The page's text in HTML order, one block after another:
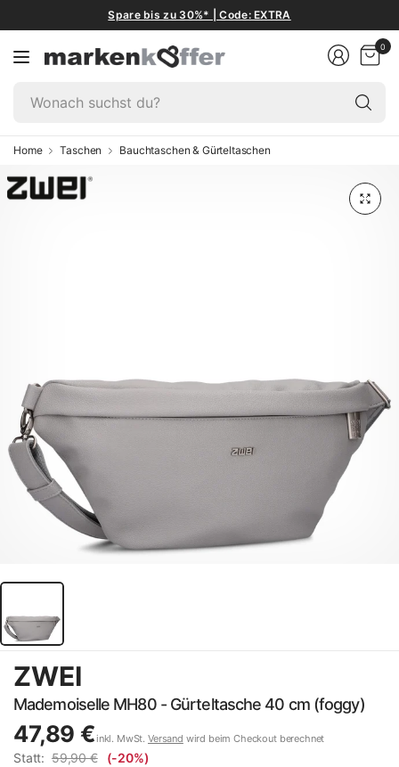
Spare bis zu 30%* | Code: EXTRA
0
Home Taschen Bauchtaschen & Gürteltaschen
ZWEI
Mademoiselle MH80 - Gürteltasche 40 cm (foggy)
47,89 €inkl. MwSt. Versand wird beim Checkout berechnet
Statt: 59,90 € (-20%)